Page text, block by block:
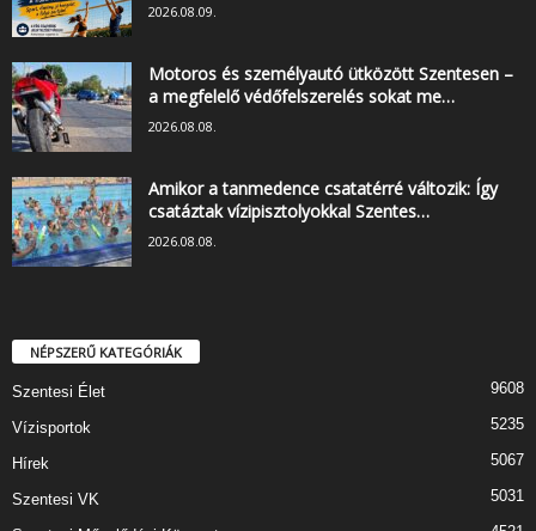
2026.08.09.
Motoros és személyautó ütközött Szentesen –
a megfelelő védőfelszerelés sokat me…
2026.08.08.
Amikor a tanmedence csatatérré változik: Így
csatáztak vízipisztolyokkal Szentes…
2026.08.08.
NÉPSZERŰ KATEGÓRIÁK
Szentesi Élet 9608
Vízisportok 5235
Hírek 5067
Szentesi VK 5031